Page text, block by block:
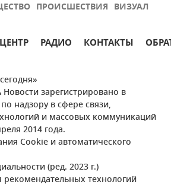
ПРОИСШЕСТВИЯ ВИЗУАЛ
РАДИО КОНТАКТЫ
зарегистрировано в
надзору в сфере связи,
и массовых коммуникаций
2014 года.
Cookie и автоматического
(ред. 2023 г.)
технологий